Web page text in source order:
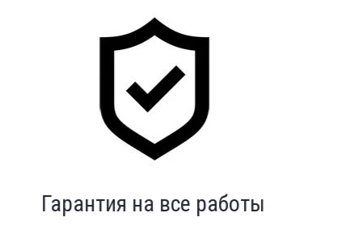
Индивидуальный подход